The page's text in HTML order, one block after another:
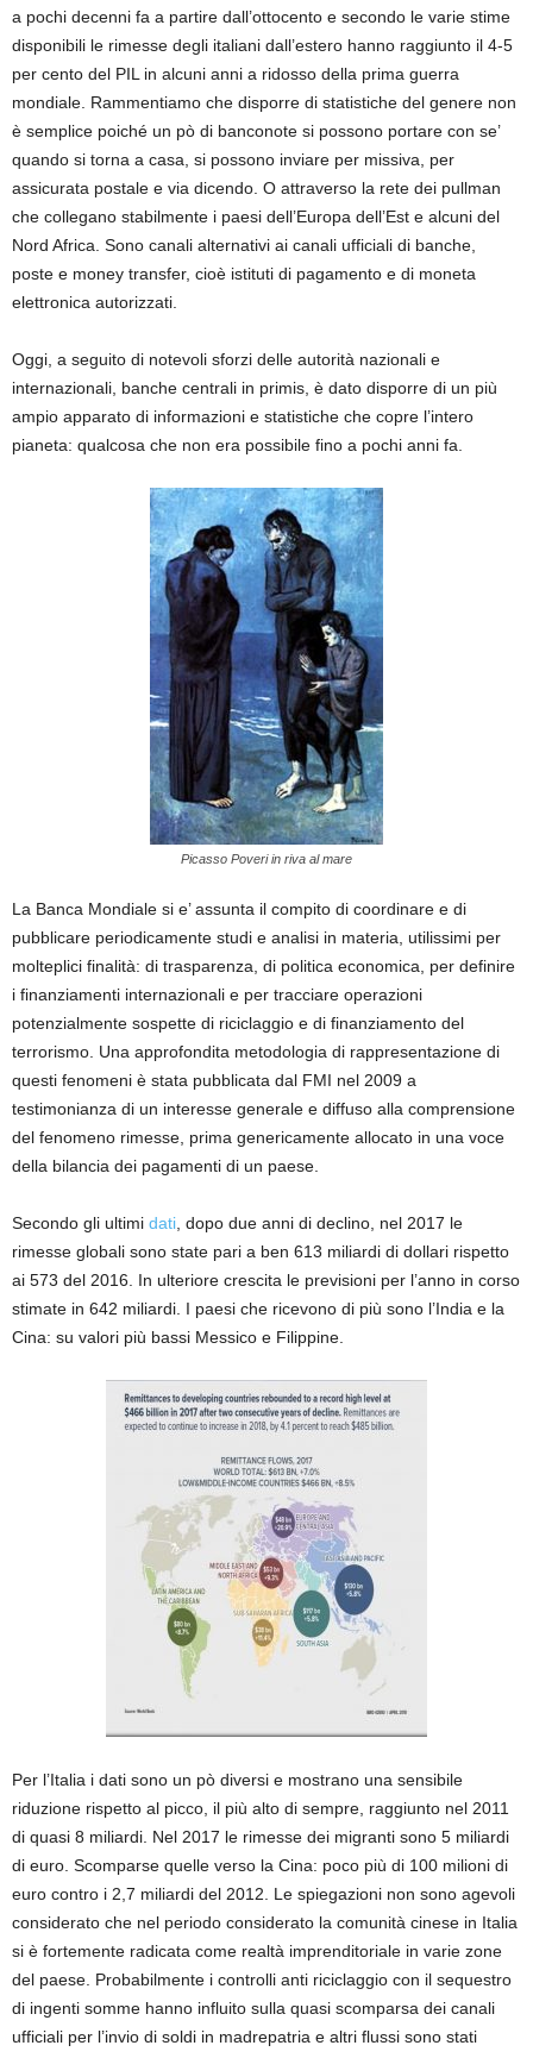
a pochi decenni fa a partire dall’ottocento e secondo le varie stime
disponibili le rimesse degli italiani dall’estero hanno raggiunto il 4-5
per cento del PIL in alcuni anni a ridosso della prima guerra
mondiale. Rammentiamo che disporre di statistiche del genere non
è semplice poiché un pò di banconote si possono portare con se’
quando si torna a casa, si possono inviare per missiva, per
assicurata postale e via dicendo. O attraverso la rete dei pullman
che collegano stabilmente i paesi dell’Europa dell’Est e alcuni del
Nord Africa. Sono canali alternativi ai canali ufficiali di banche,
poste e money transfer, cioè istituti di pagamento e di moneta
elettronica autorizzati.
Oggi, a seguito di notevoli sforzi delle autorità nazionali e
internazionali, banche centrali in primis, è dato disporre di un più
ampio apparato di informazioni e statistiche che copre l’intero
pianeta: qualcosa che non era possibile fino a pochi anni fa.
Picasso Poveri in riva al mare
La Banca Mondiale si e’ assunta il compito di coordinare e di
pubblicare periodicamente studi e analisi in materia, utilissimi per
molteplici finalità: di trasparenza, di politica economica, per definire
i finanziamenti internazionali e per tracciare operazioni
potenzialmente sospette di riciclaggio e di finanziamento del
terrorismo. Una approfondita metodologia di rappresentazione di
questi fenomeni è stata pubblicata dal FMI nel 2009 a
testimonianza di un interesse generale e diffuso alla comprensione
del fenomeno rimesse, prima genericamente allocato in una voce
della bilancia dei pagamenti di un paese.
Secondo gli ultimi dati, dopo due anni di declino, nel 2017 le
rimesse globali sono state pari a ben 613 miliardi di dollari rispetto
ai 573 del 2016. In ulteriore crescita le previsioni per l’anno in corso
stimate in 642 miliardi. I paesi che ricevono di più sono l’India e la
Cina: su valori più bassi Messico e Filippine.
Per l’Italia i dati sono un pò diversi e mostrano una sensibile
riduzione rispetto al picco, il più alto di sempre, raggiunto nel 2011
di quasi 8 miliardi. Nel 2017 le rimesse dei migranti sono 5 miliardi
di euro. Scomparse quelle verso la Cina: poco più di 100 milioni di
euro contro i 2,7 miliardi del 2012. Le spiegazioni non sono agevoli
considerato che nel periodo considerato la comunità cinese in Italia
si è fortemente radicata come realtà imprenditoriale in varie zone
del paese. Probabilmente i controlli anti riciclaggio con il sequestro
di ingenti somme hanno influito sulla quasi scomparsa dei canali
ufficiali per l’invio di soldi in madrepatria e altri flussi sono stati